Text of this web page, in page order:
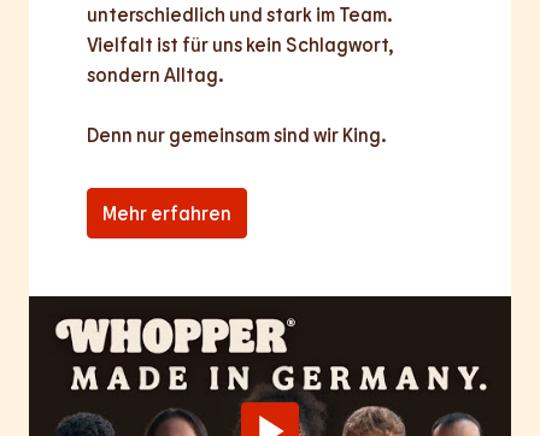
unterschiedlich und stark im Team.
Vielfalt ist für uns kein Schlagwort,
sondern Alltag.
Denn nur gemeinsamsind wir King.
Mehr erfahren